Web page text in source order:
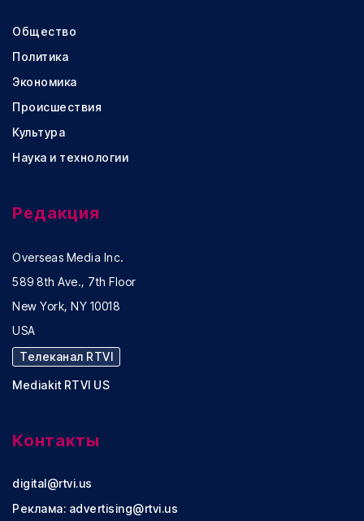
Общество
Политика
Экономика
Происшествия
Культура
Наука и технологии
Редакция
Overseas Media Inc.
589 8th Ave., 7th Floor
New York, NY 10018
USA
Телеканал RTVI
Mediakit RTVI US
Контакты
digital@rtvi.us
Реклама: advertising@rtvi.us